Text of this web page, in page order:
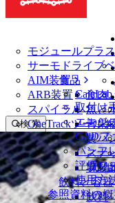
モジュールプラ
サーモドライブ
AIM装置
ARB装置
スパイラル
OneTrackツール
ソリ
食品
食肉
魚と
青果
製パ
スナ
乳製
飲料と容器
飲料
CalcLab
取付け
エンジ
CADフ
パンフ
評価フ
使用方
参照資料の
サ
検 索
メニューを開く
ベルトファインダー
ベルトファイン
モジュールプラ